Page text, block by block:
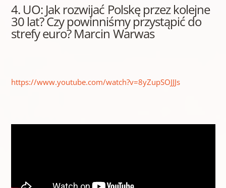
4. UO: Jak rozwijać Polskę przez kolejne
30 lat? Czy powinniśmy przystąpić do
strefy euro? Marcin Warwas
https://www.youtube.com/watch?v=8yZupSOJJJs